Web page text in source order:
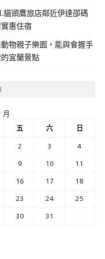
貓頭鷹旅店鄰近伊達邵碼
惠住宿
物親子樂園，能與會握手
宜蘭景點
月
五 六
日
2 3
4
9 10
11
16 17
18
23 24
25
30 31